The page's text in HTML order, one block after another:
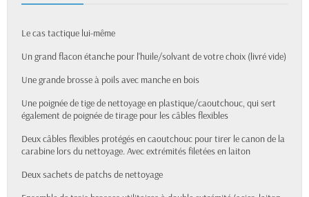
Le cas tactique lui-même
Un grand flacon étanche pour l'huile/solvant de votre choix (livré vide)
Une grande brosse à poils avec manche en bois
Une poignée de tige de nettoyage en plastique/caoutchouc, qui sert
également de poignée de tirage pour les câbles flexibles
Deux câbles flexibles protégés en caoutchouc pour tirer le canon de la
carabine lors du nettoyage. Avec extrémités filetées en laiton
Deux sachets de patchs de nettoyage